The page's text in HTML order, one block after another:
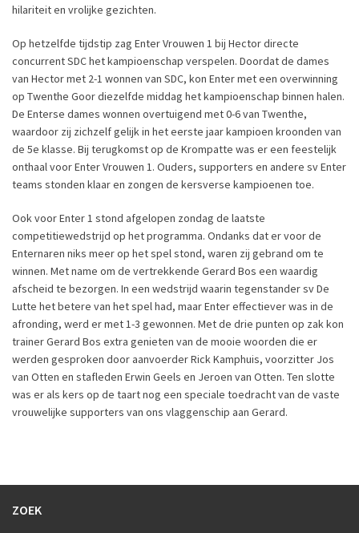
hilariteit en vrolijke gezichten.
Op hetzelfde tijdstip zag Enter Vrouwen 1 bij Hector directe
concurrent SDC het kampioenschap verspelen. Doordat de dames
van Hector met 2-1 wonnen van SDC, kon Enter met een overwinning
op Twenthe Goor diezelfde middag het kampioenschap binnen halen.
De Enterse dames wonnen overtuigend met 0-6 van Twenthe,
waardoor zij zichzelf gelijk in het eerste jaar kampioen kroonden van
de 5e klasse. Bij terugkomst op de Krompatte was er een feestelijk
onthaal voor Enter Vrouwen 1. Ouders, supporters en andere sv Enter
teams stonden klaar en zongen de kersverse kampioenen toe.
Ook voor Enter 1 stond afgelopen zondag de laatste
competitiewedstrijd op het programma. Ondanks dat er voor de
Enternaren niks meer op het spel stond, waren zij gebrand om te
winnen. Met name om de vertrekkende Gerard Bos een waardig
afscheid te bezorgen. In een wedstrijd waarin tegenstander sv De
Lutte het betere van het spel had, maar Enter effectiever was in de
afronding, werd er met 1-3 gewonnen. Met de drie punten op zak kon
trainer Gerard Bos extra genieten van de mooie woorden die er
werden gesproken door aanvoerder Rick Kamphuis, voorzitter Jos
van Otten en stafleden Erwin Geels en Jeroen van Otten. Ten slotte
was er als kers op de taart nog een speciale toedracht van de vaste
vrouwelijke supporters van ons vlaggenschip aan Gerard.
ZOEK